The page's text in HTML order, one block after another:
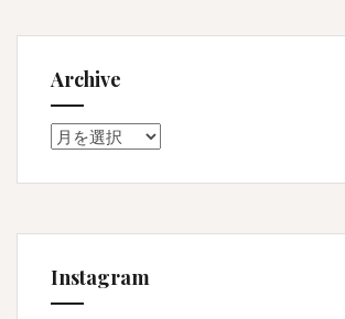
Archive
Archive
Instagram